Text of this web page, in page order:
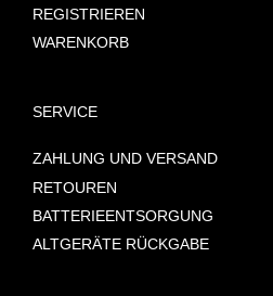
REGISTRIEREN
WARENKORB
SERVICE
ZAHLUNG UND VERSAND
RETOUREN
BATTERIEENTSORGUNG
ALTGERÄTE RÜCKGABE